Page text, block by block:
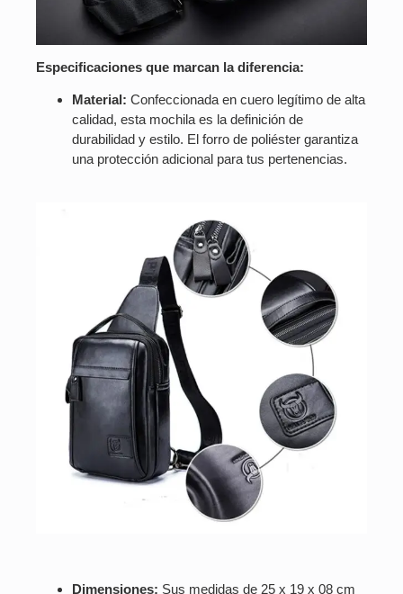
Especificaciones que marcan la diferencia:
Material: Confeccionada en cuero legítimo de alta
calidad, esta mochila es la definición de
durabilidad y estilo. El forro de poliéster garantiza
una protección adicional para tus pertenencias.
Dimensiones: Sus medidas de 25 x 19 x 08 cm